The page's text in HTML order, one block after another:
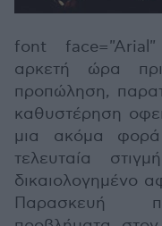
font face="Arial"
αρκετή ώρα
προπώληση,
καθυστέρηση
μια ακόμα
τελευταία
δικαιολογημένο
Παρασκευή